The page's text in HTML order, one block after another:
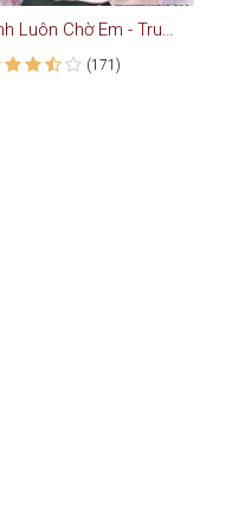
Anh Luôn Chờ Em - Truyện Ngôn Tình
(171)